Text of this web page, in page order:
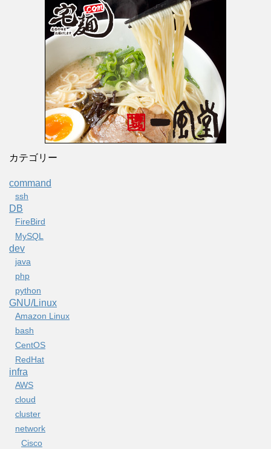
カテゴリー
command
ssh
DB
FireBird
MySQL
dev
java
php
python
GNU/Linux
Amazon Linux
bash
CentOS
RedHat
infra
AWS
cloud
cluster
network
Cisco